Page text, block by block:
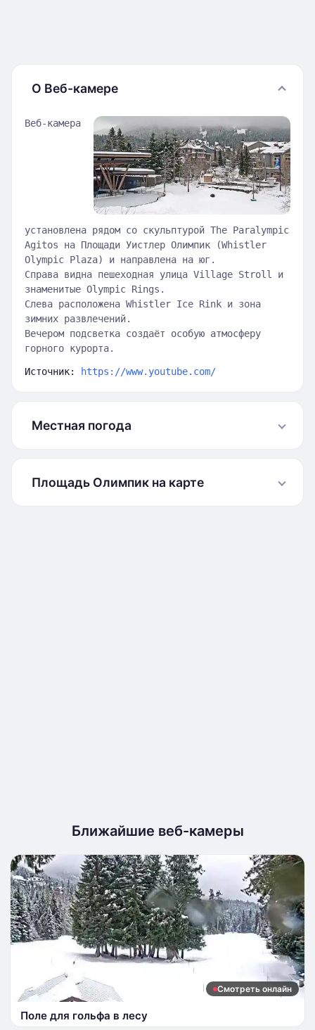
О Веб-камере
Веб-камера
установлена рядом со скульптурой The Paralympic
Agitos на Площади Уистлер Олимпик (Whistler
Olympic Plaza) и направлена на юг.
Справа видна пешеходная улица Village Stroll и
знаменитые Olympic Rings.
Слева расположена Whistler Ice Rink и зона
зимних развлечений.
Вечером подсветка создаёт особую атмосферу
горного курорта.
Источник: https://www.youtube.com/
Местная погода
Площадь Олимпик на карте
Ближайшие веб-камеры
Смотреть онлайн
Поле для гольфа в лесу